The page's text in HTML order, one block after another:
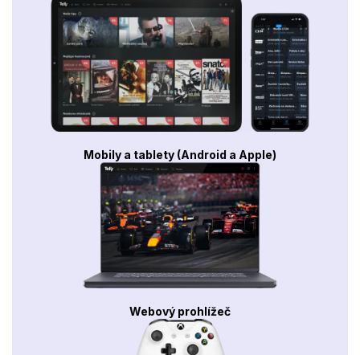
Mobily a tablety (Android a Apple)
Webový prohlížeč